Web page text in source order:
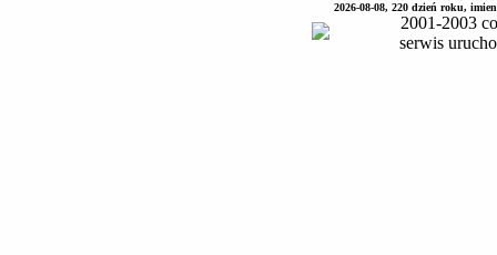
2026-08-08, 220 dzień roku,
2001-2003
serwis